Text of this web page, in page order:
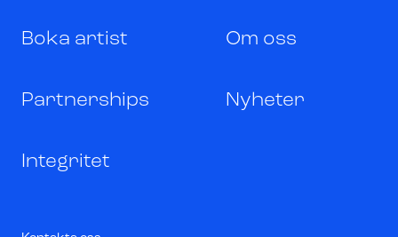
Boka artist Om oss
Partnerships Nyheter
Integritet